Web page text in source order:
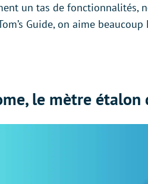
un tas de fonctionnalités,
Guide, on aime beaucoup
le mètre étalon